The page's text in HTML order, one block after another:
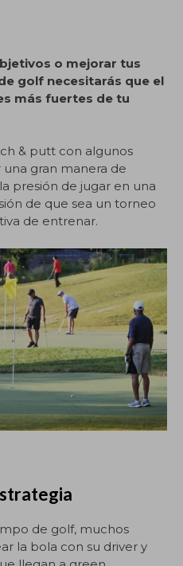
o mejorar tus
golf necesitarás que el
más fuertes de tu
& putt con algunos
gran manera de
presión de jugar en una
de que sea un torneo
de entrenar.
de golf, muchos
la bola con su driver y